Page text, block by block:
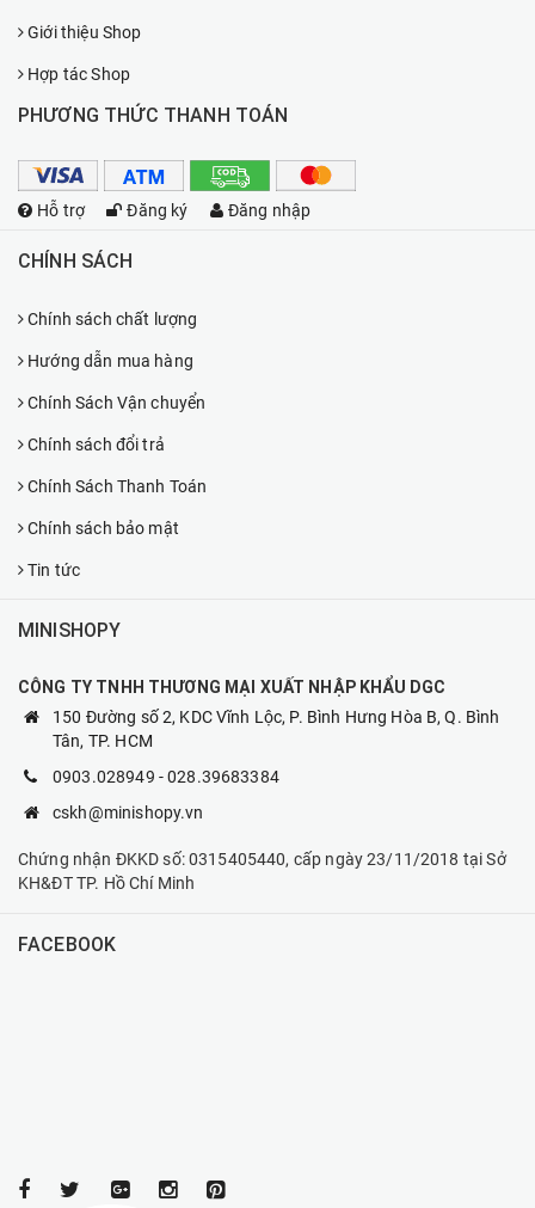
Giới thiệu Shop
Hợp tác Shop
PHƯƠNG THỨC THANH TOÁN
Hỗ trợ Đăng ký Đăng nhập
CHÍNH SÁCH
Chính sách chất lượng
Hướng dẫn mua hàng
Chính Sách Vận chuyển
Chính sách đổi trả
Chính Sách Thanh Toán
Chính sách bảo mật
Tin tức
MINISHOPY
CÔNG TY TNHH THƯƠNG MẠI XUẤT NHẬP KHẨU DGC
150 Đường số 2, KDC Vĩnh Lộc, P. Bình Hưng Hòa B, Q. Bình
Tân, TP. HCM
0903.028949 -028.39683384
cskh@minishopy.vn
Chứng nhận ĐKKD số: 0315405440, cấp ngày 23/11/2018 tại Sở
KH&ĐT TP. Hồ Chí Minh
FACEBOOK